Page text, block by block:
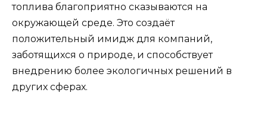
топлива благоприятно сказываются на
окружающей среде. Это создаёт
положительный имидж для компаний,
заботящихся о природе, и способствует
внедрению более экологичных решений в
других сферах.